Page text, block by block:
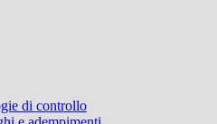
di controllo